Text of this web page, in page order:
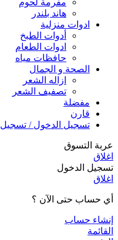
مفرمة لحوم
هاند بلندر
ادوات منزلية
أدوات الطبخ
ادوات الطعام
حافظات مياه
الصحة و الجمال
ازاله الشعر
تصفيف الشعر
مفضلة
قارن
تسجيل الدخول / تسجيل
عربة التسوق
اغلاق
تسجيل الدخول
اغلاق
أي حساب حتى الآن ؟
إنشاء حساب
القائمة